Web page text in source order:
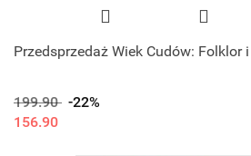
Przedsprzedaż Wiek Cudów: Folklor
199.90 -22%
156.90